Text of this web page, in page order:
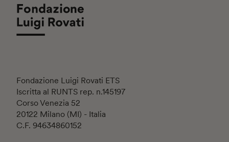
Fondazione Luigi Rovati ETS
Iscritta al RUNTS rep. n.145197
Corso Venezia 52
20122 Milano (MI) - Italia
C.F. 94634860152